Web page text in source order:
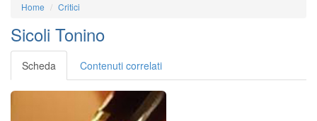
Home Critici
Sicoli Tonino
Scheda Contenuti correlati